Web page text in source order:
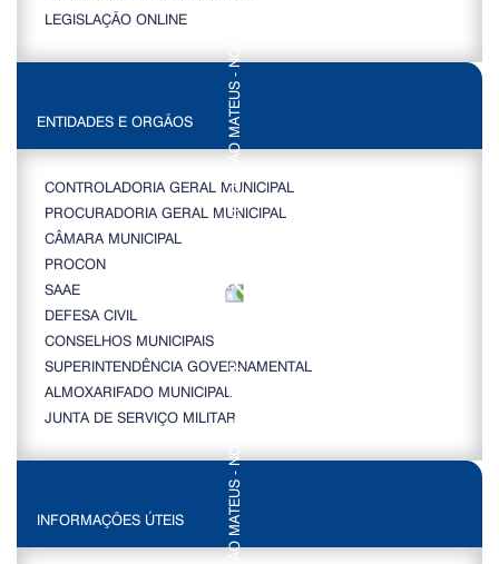
LEGISLAÇÃO ONLINE
ENTIDADES E ORGÃOS
CONTROLADORIA GERAL MUNICIPAL
PROCURADORIA GERAL MUNICIPAL
CÂMARA MUNICIPAL
PROCON
SAAE
DEFESA CIVIL
CONSELHOS MUNICIPAIS
SUPERINTENDÊNCIA GOVERNAMENTAL
ALMOXARIFADO MUNICIPAL
JUNTA DE SERVIÇO MILITAR
INFORMAÇÕES ÚTEIS